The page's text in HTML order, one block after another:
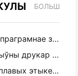
БОЛЬШ
Як выбраць правільнае праграмнае забеспячэнне рэстарана для вашага маленькага або сярэдняга рэстарана
Ці патрэбен вам партатыўны друкар A4 для складскіх рахункаў-фактур? Што на самай справе працуе
Ці могуць прынтэры цеплавых этыкетак рабіць воданепранікальныя этыкеткі для прадуктаў малога бізнесу?